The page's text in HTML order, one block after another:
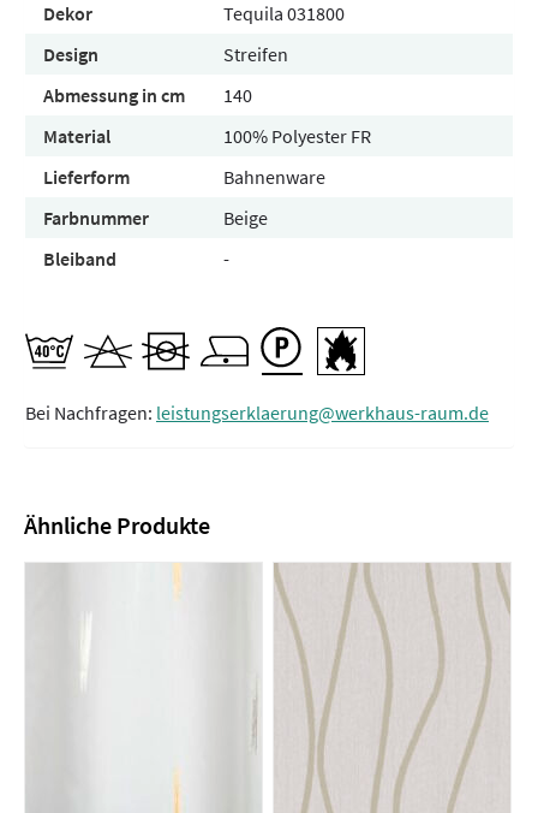
Dekor
Tequila 031800
Design
Streifen
Abmessung in cm
140
Material
100% Polyester FR
Lieferform
Bahnenware
Farbnummer
Beige
Bleiband
-
Bei Nachfragen: leistungserklaerung@werkhaus-raum.de
Ähnliche Produkte